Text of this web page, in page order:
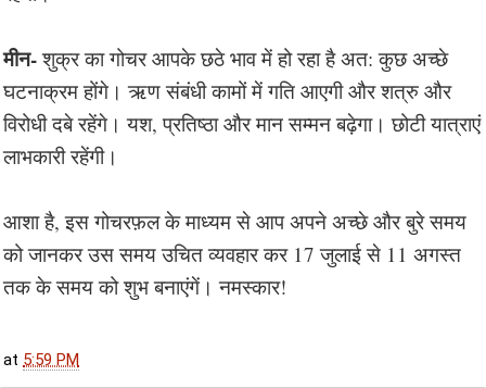
मीन-शुक्र का गोचर आपके छठे भाव में हो रहा है अत: कुछ अच्छे
घटनाक्रम होंगे। ऋण संबंधी कामों में गति आएगी और शत्रु और
विरोधी दबे रहेंगे। यश, प्रतिष्ठा और मान सम्मन बढ़ेगा। छोटी यात्राएं
लाभकारी रहेंगी।
आशा है, इस गोचरफ़ल के माध्यम से आप अपने अच्छे और बुरे समय
को जानकर उस समय उचित व्यवहार कर 17 जुलाई से 11 अगस्त
तक के समय को शुभ बनाएंगें। नमस्कार!
at 5:59 PM